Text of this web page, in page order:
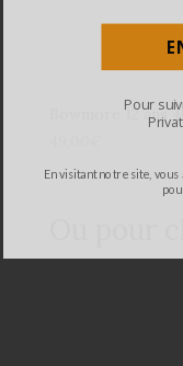
Bowmore 12 ans
En visitant notre site,
Pour